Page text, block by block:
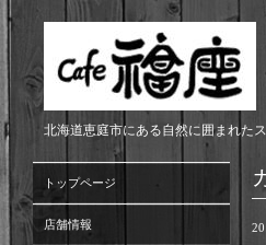
北海道恵庭市にある自然に囲まれた
トップページ
店舗情報